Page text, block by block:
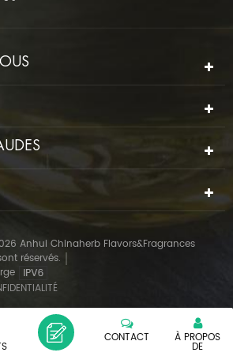
Anhui Chinaherb Flavors&Fragrances
réservés.
À PROPOS
DE
CONTACT